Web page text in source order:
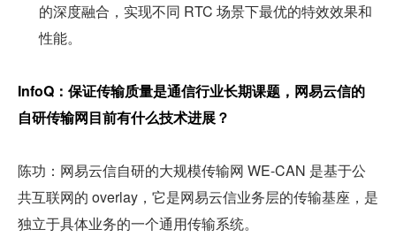
的深度融合，实现不同 RTC 场景下最优的特效效果和
性能。
InfoQ：保证传输质量是通信行业长期课题，网易云信的
自研传输网目前有什么技术进展？
陈功：网易云信自研的大规模传输网 WE-CAN 是基于公
共互联网的 overlay，它是网易云信业务层的传输基座，是
独立于具体业务的一个通用传输系统。